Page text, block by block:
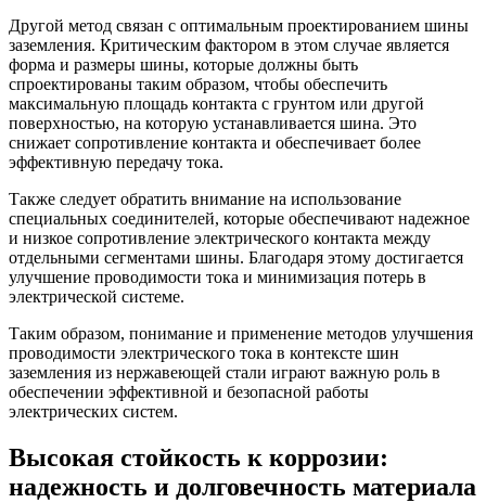
Другой метод связан с оптимальным проектированием шины
заземления. Критическим фактором в этом случае является
форма и размеры шины, которые должны быть
спроектированы таким образом, чтобы обеспечить
максимальную площадь контакта с грунтом или другой
поверхностью, на которую устанавливается шина. Это
снижает сопротивление контакта и обеспечивает более
эффективную передачу тока.
Также следует обратить внимание на использование
специальных соединителей, которые обеспечивают надежное
и низкое сопротивление электрического контакта между
отдельными сегментами шины. Благодаря этому достигается
улучшение проводимости тока и минимизация потерь в
электрической системе.
Таким образом, понимание и применение методов улучшения
проводимости электрического тока в контексте шин
заземления из нержавеющей стали играют важную роль в
обеспечении эффективной и безопасной работы
электрических систем.
Высокая стойкость к коррозии:
надежность и долговечность материала